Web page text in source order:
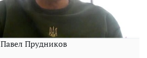
Павел Прудников